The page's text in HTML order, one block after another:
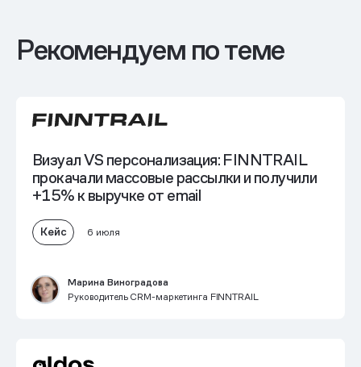
Рекомендуем по теме
Визуал VS персонализация: FINNTRAIL
прокачали массовые рассылки и получили
+15% к выручке от email
Кейс 6 июля
Марина Виноградова
Руководитель CRM-маркетинга FINNTRAIL